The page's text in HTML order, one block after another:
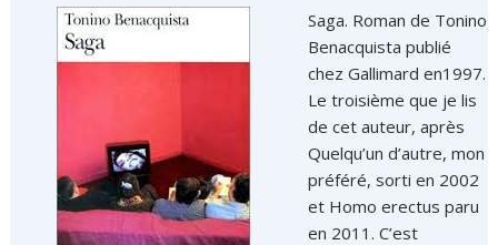
Saga. Roman de Tonino
Benacquista publié
chez Gallimard en1997.
Le troisième que je lis
de cet auteur, après
Quelqu’un d’autre, mon
préféré, sorti en 2002
et Homo erectus paru
en 2011. C’est